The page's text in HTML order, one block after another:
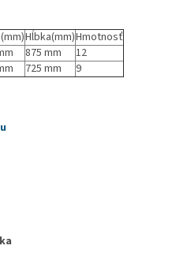
Hĺbka(mm)Hmotnosť
875 mm
12
725 mm 9